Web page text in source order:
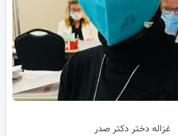
غزاله دختر دکتر صدر